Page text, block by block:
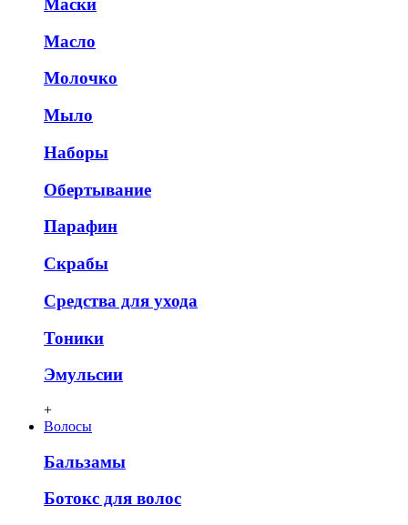
Маски
Масло
Молочко
Мыло
Наборы
Обертывание
Парафин
Скрабы
Средства для ухода
Тоники
Эмульсии
+
Волосы
Бальзамы
Ботокс для волос